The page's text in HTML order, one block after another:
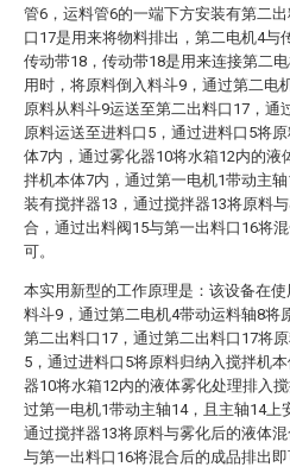
管6，运料管6的一端下方安装有第二
口17是用来将物料排出，第二电机4与
传动带18，传动带18是用来连接第二
用时，将原料倒入料斗9，通过第二电
原料从料斗9运送至第二出料口17，通
原料运送至进料口5，通过进料口5将
体7内，通过雾化器10将水箱12内的液
拌机本体7内，通过第一电机1带动主
装有搅拌器13，通过搅拌器13将原料
合，通过出料阀15与第一出料口16将
可。
本实用新型的工作原理是：该设备在
料斗9，通过第二电机4带动运料轴8将
第二出料口17，通过第二出料口17将
5，通过进料口5将原料归纳入搅拌机
器10将水箱12内的液体雾化处理排入
过第一电机1带动主轴14，且主轴14上
通过搅拌器13将原料与雾化后的液体
与第一出料口16将混合后的成品排出即